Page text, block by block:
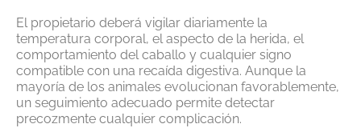
El propietario deberá vigilar diariamente la
temperatura corporal, el aspecto de la herida, el
comportamiento del caballo y cualquier signo
compatible con una recaída digestiva. Aunque la
mayoría de los animales evolucionan favorablemente,
un seguimiento adecuado permite detectar
precozmente cualquier complicación.